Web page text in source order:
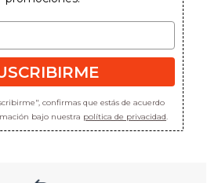
confirmas que estás de acuerdo
bajo nuestra política de privacidad.